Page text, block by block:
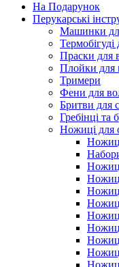
На Подарунок
Перукарські
Машинки
Термобігуді
Праски для
Плойки для
Тримери
Фени для
Бритви для
Гребінці та
Ножиці для